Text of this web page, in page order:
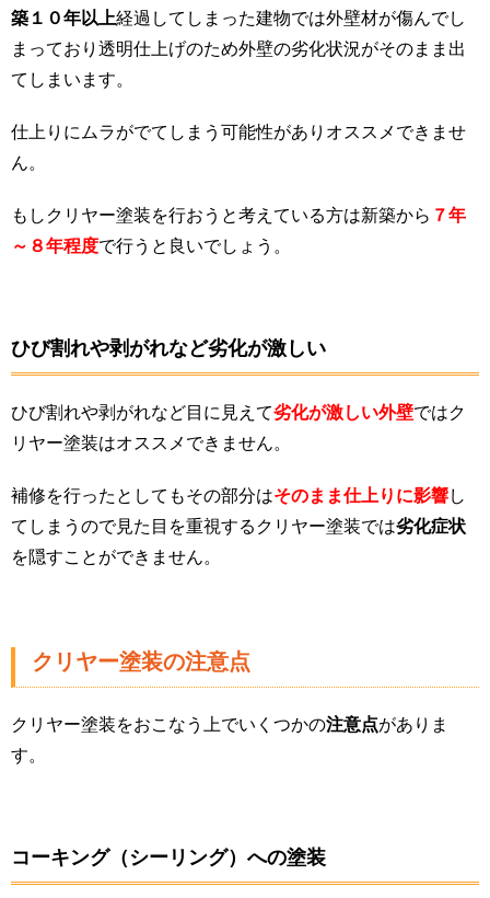
築１０年以上経過してしまった建物では外壁材が傷んでし
まっており透明仕上げのため外壁の劣化状況がそのまま出
てしまいます。
仕上りにムラがでてしまう可能性がありオススメできませ
ん。
もしクリヤー塗装を行おうと考えている方は新築から ７年
～８年程度で行うと良いでしょう。
ひび割れや剥がれなど劣化が激しい
ひび割れや剥がれなど目に見えて劣化が激しい外壁ではク
リヤー塗装はオススメできません。
補修を行ったとしてもその部分はそのまま仕上りに影響し
てしまうので見た目を重視するクリヤー塗装では劣化症状
を隠すことができません。
クリヤー塗装の注意点
クリヤー塗装をおこなう上でいくつかの注意点がありま
す。
コーキング（シーリング）への塗装